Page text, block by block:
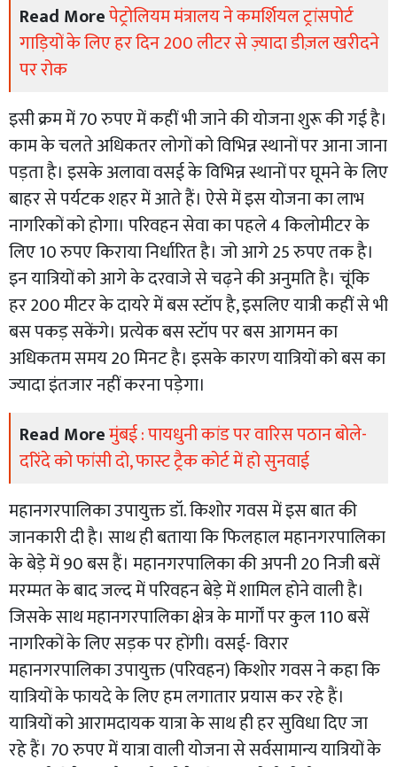
Read Moreपेट्रोलियम मंत्रालय ने कमर्शियल ट्रांसपोर्ट
गाड़ियों के लिए हर दिन 200 लीटर से ज़्यादा डीज़ल खरीदने
पर रोक
इसी क्रम में 70 रुपए में कहीं भी जाने की योजना शुरू की गई है।
काम के चलते अधिकतर लोगों को विभिन्न स्थानों पर आना जाना
पड़ता है। इसके अलावा वसई के विभिन्न स्थानों पर घूमने के लिए
बाहर से पर्यटक शहर में आते हैं। ऐसे में इस योजना का लाभ
नागरिकों को होगा। परिवहन सेवा का पहले 4 किलोमीटर के
लिए 10 रुपए किराया निर्धारित है। जो आगे 25 रुपए तक है।
इन यात्रियों को आगे के दरवाजे से चढ़ने की अनुमति है। चूंकि
हर 200 मीटर के दायरे में बस स्टॉप है, इसलिए यात्री कहीं से भी
बस पकड़ सकेंगे। प्रत्येक बस स्टॉप पर बस आगमन का
अधिकतम समय 20 मिनट है। इसके कारण यात्रियों को बस का
ज्यादा इंतजार नहीं करना पड़ेगा।
Read Moreमुंबई : पायधुनी कांड पर वारिस पठान बोले-
दरिंदे को फांसी दो, फास्ट ट्रैक कोर्ट में हो सुनवाई
महानगरपालिका उपायुक्त डॉ. किशोर गवस में इस बात की
जानकारी दी है। साथ ही बताया कि फिलहाल महानगरपालिका
के बेड़े में 90 बस हैं। महानगरपालिका की अपनी 20 निजी बसें
मरम्मत के बाद जल्द में परिवहन बेड़े में शामिल होने वाली है।
जिसके साथ महानगरपालिका क्षेत्र के मार्गों पर कुल 110 बसें
नागरिकों के लिए सड़क पर होंगी। वसई- विरार
महानगरपालिका उपायुक्त (परिवहन) किशोर गवस ने कहा कि
यात्रियों के फायदे के लिए हम लगातार प्रयास कर रहे हैं।
यात्रियों को आरामदायक यात्रा के साथ ही हर सुविधा दिए जा
रहे हैं। 70 रुपए में यात्रा वाली योजना से सर्वसामान्य यात्रियों के